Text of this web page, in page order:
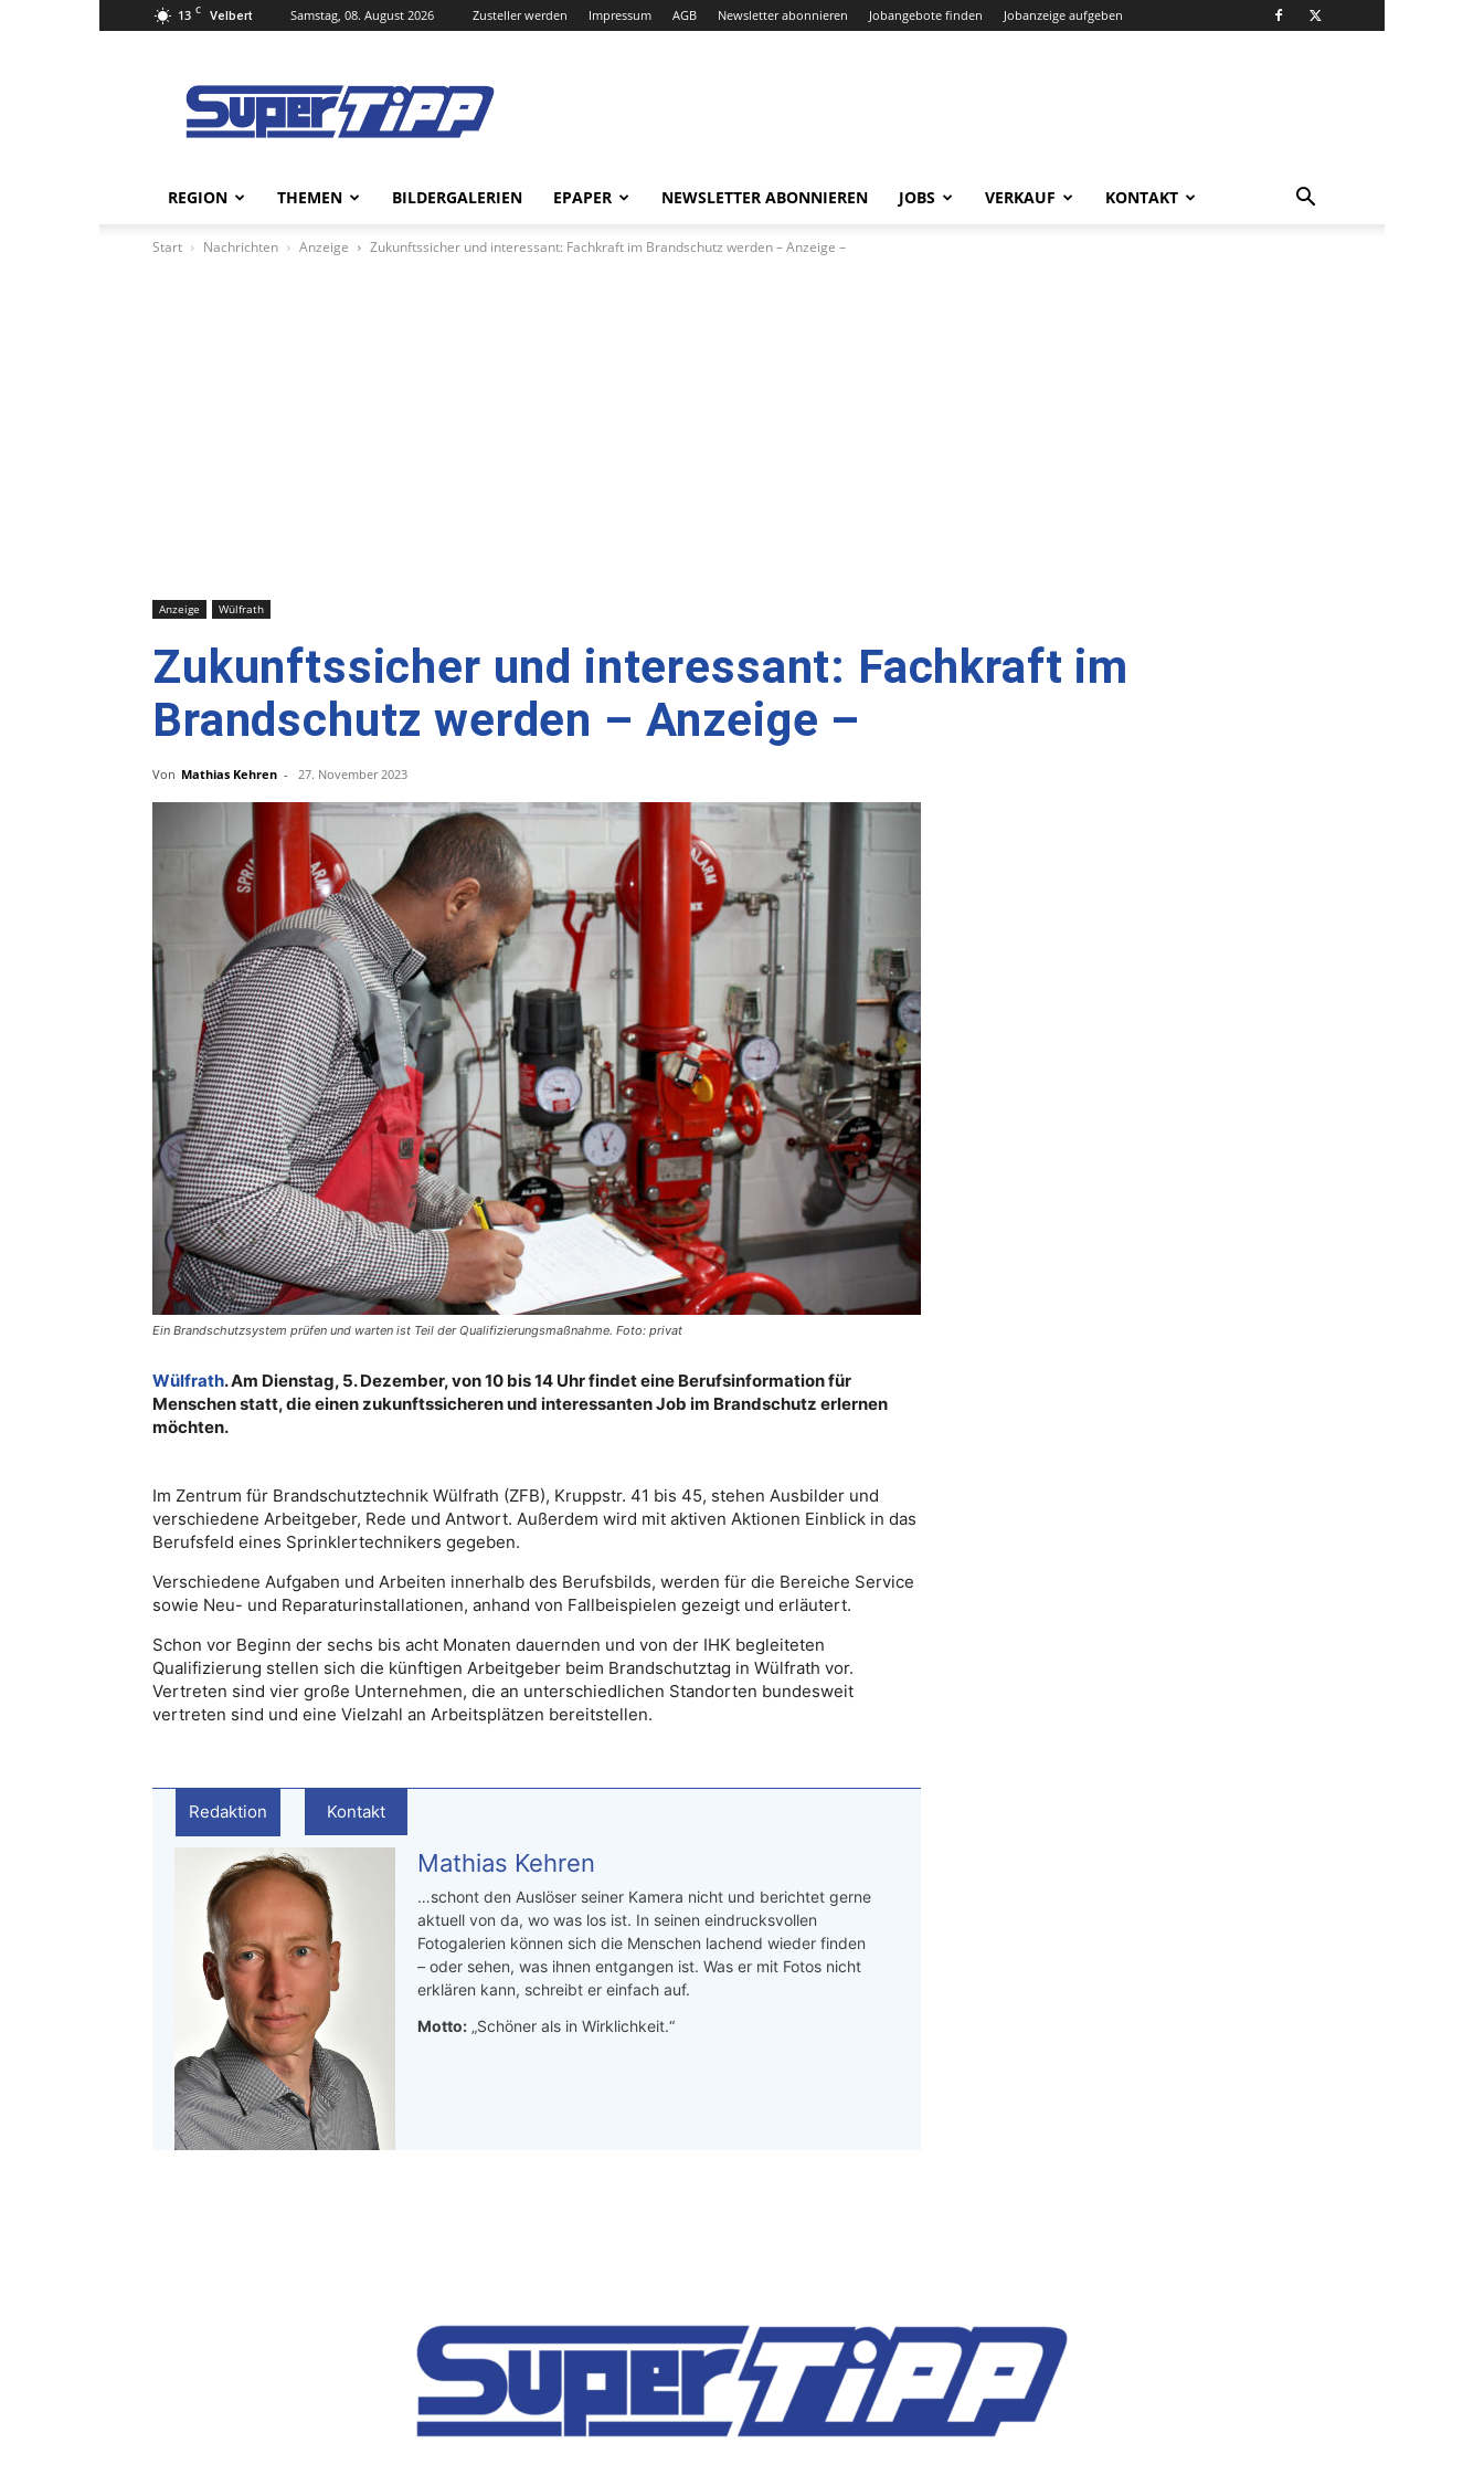
13 C Velbert Samstag, 08. August 2026 Zusteller werden Impressum AGB Newsletter abonnieren Jobangebote finden Jobanzeige aufgeben
Tipp
Online
REGION THEMEN BILDERGALERIEN EPAPER NEWSLETTER ABONNIEREN JOBS VERKAUF KONTAKT
Start Nachrichten Anzeige Zukunftssicher und interessant: Fachkraft im Brandschutz werden – Anzeige –
Anzeige Wülfrath
Zukunftssicher und interessant: Fachkraft im
Brandschutz werden – Anzeige –
Von Mathias Kehren - 27. November 2023
Ein Brandschutzsystem prüfen und warten ist Teil der Qualifizierungsmaßnahme. Foto: privat
Wülfrath. Am Dienstag, 5. Dezember, von 10 bis 14 Uhr findet eine Berufsinformation für
Menschen statt, die einen zukunftssicheren und interessanten Job im Brandschutz erlernen
möchten.
Im Zentrum für Brandschutztechnik Wülfrath (ZFB), Kruppstr. 41 bis 45, stehen Ausbilder und
verschiedene Arbeitgeber, Rede und Antwort. Außerdem wird mit aktiven Aktionen Einblick in das
Berufsfeld eines Sprinklertechnikers gegeben.
Verschiedene Aufgaben und Arbeiten innerhalb des Berufsbilds, werden für die Bereiche Service
sowie Neu- und Reparaturinstallationen, anhand von Fallbeispielen gezeigt und erläutert.
Schon vor Beginn der sechs bis acht Monaten dauernden und von der IHK begleiteten
Qualifizierung stellen sich die künftigen Arbeitgeber beim Brandschutztag in Wülfrath vor.
Vertreten sind vier große Unternehmen, die an unterschiedlichen Standorten bundesweit
vertreten sind und eine Vielzahl an Arbeitsplätzen bereitstellen.
Redaktion Kontakt
Mathias Kehren
…schont den Auslöser seiner Kamera nicht und berichtet gerne
aktuell von da, wo was los ist. In seinen eindrucksvollen
Fotogalerien können sich die Menschen lachend wieder finden
– oder sehen, was ihnen entgangen ist. Was er mit Fotos nicht
erklären kann, schreibt er einfach auf.
Motto: „Schöner als in Wirklichkeit.“